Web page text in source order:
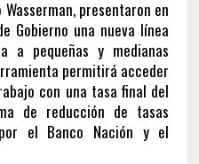
presentaron en
Gobierno una nueva línea
a pequeñas y medianas
permitirá acceder
con una tasa final del
de reducción de tasas
el Banco Nación y el